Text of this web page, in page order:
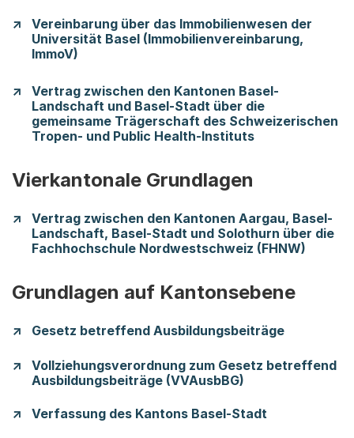
Vereinbarung über das Immobilienwesen der
Universität Basel (Immobilienvereinbarung,
ImmoV)
Vertrag zwischen den Kantonen Basel-
Landschaft und Basel-Stadt über die
gemeinsame Trägerschaft des Schweizerischen
Tropen- und Public Health-Instituts
Vierkantonale Grundlagen
Vertrag zwischen den Kantonen Aargau, Basel-
Landschaft, Basel-Stadt und Solothurn über die
Fachhochschule Nordwestschweiz (FHNW)
Grundlagen auf Kantonsebene
Gesetz betreffend Ausbildungsbeiträge
Vollziehungsverordnung zum Gesetz betreffend
Ausbildungsbeiträge (VVAusbBG)
Verfassung des Kantons Basel-Stadt